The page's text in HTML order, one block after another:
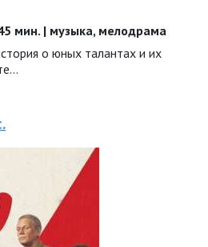
мин. | музыка, мелодрама
о юных талантах и их